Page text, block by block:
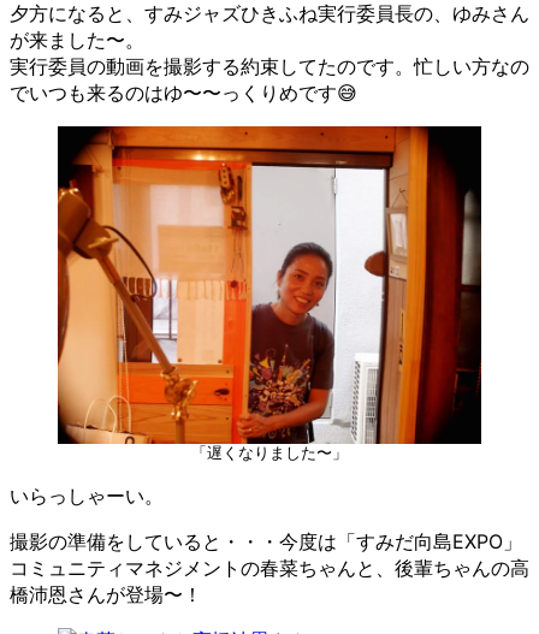
夕方になると、すみジャズひきふね実行委員長の、ゆみさん
が来ました〜。
実行委員の動画を撮影する約束してたのです。忙しい方なの
でいつも来るのはゆ〜〜っくりめです😅
「遅くなりました〜」
いらっしゃーい。
撮影の準備をしていると・・・今度は「すみだ向島EXPO」
コミュニティマネジメントの春菜ちゃんと、後輩ちゃんの高
橋沛恩さんが登場〜！